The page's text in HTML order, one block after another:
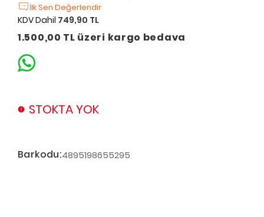
İlk Sen Değerlendir
KDV Dahil 749,90 TL
1.500,00 TL üzeri kargo bedava
STOKTA YOK
Barkodu:4895198655295